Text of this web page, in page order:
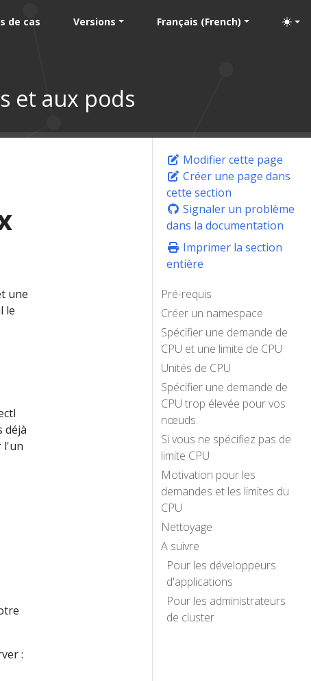
de cas Versions Français (French)
et aux pods
Modifier cette page
Créer une page dans
cette section
Signaler un problème
dans la documentation
Imprimer la section
entière
Pré-requis
Créer un namespace
Spécifier une demande de
CPU et une limite de CPU
Unités de CPU
Spécifier une demande de
CPU trop élevée pour vos
nœuds.
Si vous ne spécifiez pas de
limite CPU
Motivation pour les
demandes et les limites du
CPU
Nettoyage
A suivre
Pour les développeurs
d'applications
Pour les administrateurs
de cluster
une
le
déjà
l'un
: